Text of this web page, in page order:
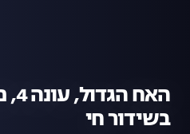
בשידור חי